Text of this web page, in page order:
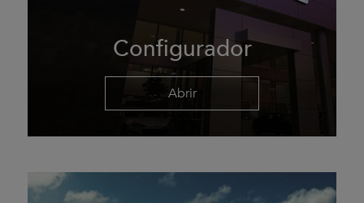
Configurador
Abrir